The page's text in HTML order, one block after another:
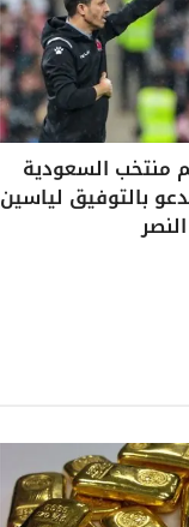
منتخب السعودية
بالتوفيق لياسين